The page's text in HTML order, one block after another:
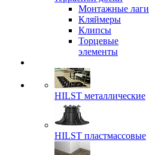
Монтажные лаги
Кляймеры
Клипсы
Торцевые
элементы
HILST металлические
HILST пластмассовые